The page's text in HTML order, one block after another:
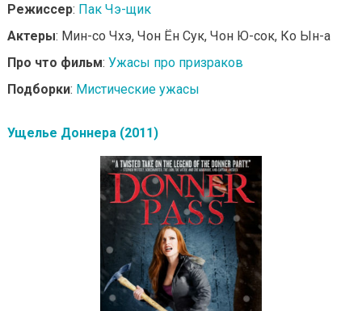
Режиссер: Пак Чэ-щик
Актеры: Мин-со Чхэ, Чон Ён Сук, Чон Ю-сок, Ко Ын-а
Про что фильм: Ужасы про призраков
Подборки: Мистические ужасы
Ущелье Доннера (2011)